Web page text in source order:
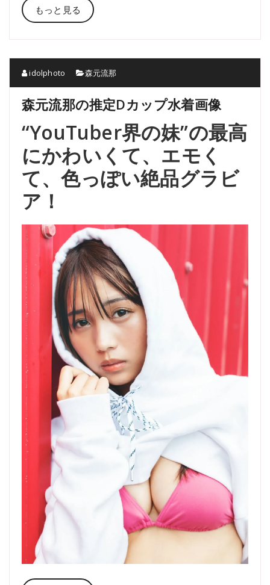
もっと見る
idolphoto 森元流那
森元流那の推定Dカップ水着画像
“YouTuber界の妹”の最高
にかわいくて、エモく
て、色っぽい絶品グラビ
ア！